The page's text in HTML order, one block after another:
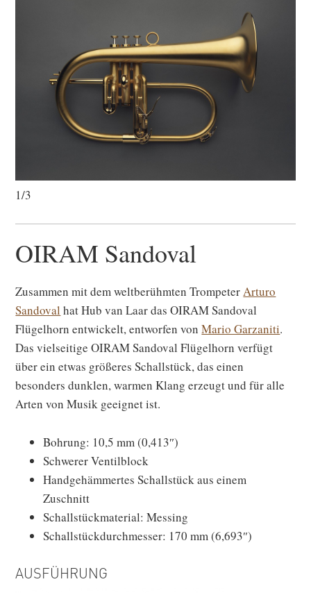
1/3
OIRAM Sandoval
Zusammen mit dem weltberühmten TrompeterArturo
Sandoval hat Hub van Laar das OIRAM Sandoval
Flügelhorn entwickelt, entworfen vonMario Garzaniti.
Das vielseitige OIRAM Sandoval Flügelhorn verfügt
über ein etwas größeres Schallstück, das einen
besonders dunklen, warmen Klang erzeugt und für alle
Arten von Musik geeignet ist.
Bohrung: 10,5 mm (0,413″)
Schwerer Ventilblock
Handgehämmertes Schallstück aus einem
Zuschnitt
Schallstückmaterial: Messing
Schallstückdurchmesser: 170 mm (6,693″)
AUSFÜHRUNG